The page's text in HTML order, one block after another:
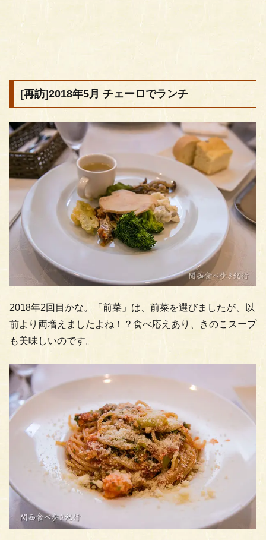
[再訪]2018年5月 チェーロでランチ
2018年2回目かな。「前菜」は、前菜を選びましたが、以
前より両増えましたよね！？食べ応えあり、きのこスープ
も美味しいのです。